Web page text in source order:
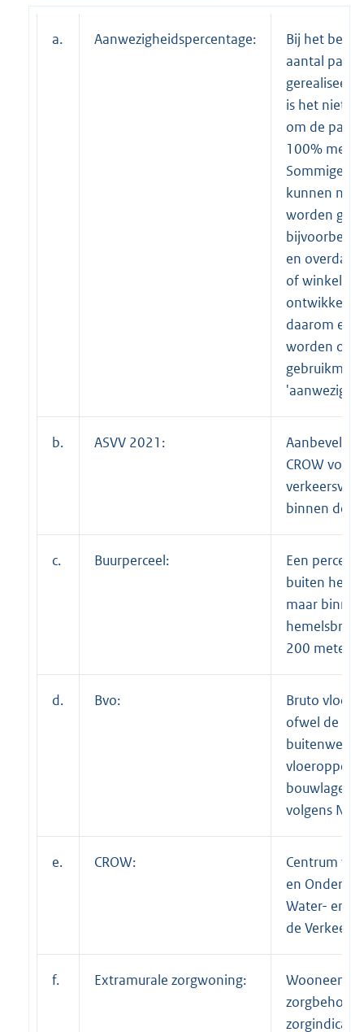
a. Aanwezigheidspercentage:
Bij het
aantal
is het niet
om de
100% mee
Sommige
kunnen
worden
en overdag
of
daarom
worden
b. ASVV 2021:
CROW voor
binnen de
c. Buurperceel:
Een perceel
buiten het
maar
200 meter.
d. Bvo:
Bruto
ofwel de
bouwlagen
volgens
e. CROW:
Centrum
en
Water- en
de
f. Extramurale zorgwoning: